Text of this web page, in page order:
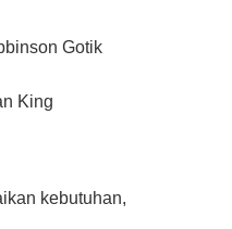
Gotik
King
kebutuhan,